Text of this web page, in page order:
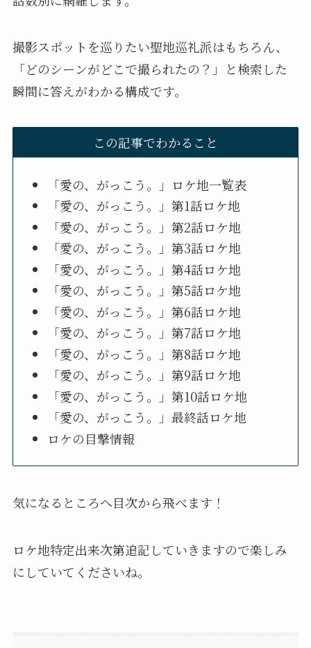
撮影スポットを巡りたい聖地巡礼派はもちろん、
「どのシーンがどこで撮られたの？」と検索した
瞬間に答えがわかる構成です。
この記事でわかること
「愛の、がっこう。」ロケ地一覧表
「愛の、がっこう。」第1話ロケ地
「愛の、がっこう。」第2話ロケ地
「愛の、がっこう。」第3話ロケ地
「愛の、がっこう。」第4話ロケ地
「愛の、がっこう。」第5話ロケ地
「愛の、がっこう。」第6話ロケ地
「愛の、がっこう。」第7話ロケ地
「愛の、がっこう。」第8話ロケ地
「愛の、がっこう。」第9話ロケ地
「愛の、がっこう。」第10話ロケ地
「愛の、がっこう。」最終話ロケ地
ロケの目撃情報
気になるところへ目次から飛べます！
ロケ地特定出来次第追記していきますので楽しみ
にしていてくださいね。